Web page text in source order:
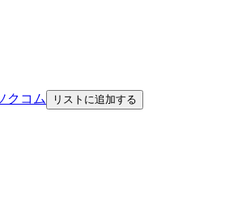
クコム リストに追加する